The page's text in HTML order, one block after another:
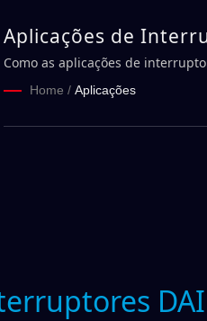
Aplicações de
Como as aplicações de
Home / Aplicações